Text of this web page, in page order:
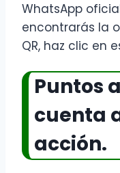
WhatsApp
encontrarás la
QR, haz clic en
Puntos
cuenta
acción.